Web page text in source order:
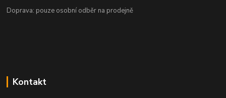
Doprava: pouze osobní odběr na prodejně
Kontakt